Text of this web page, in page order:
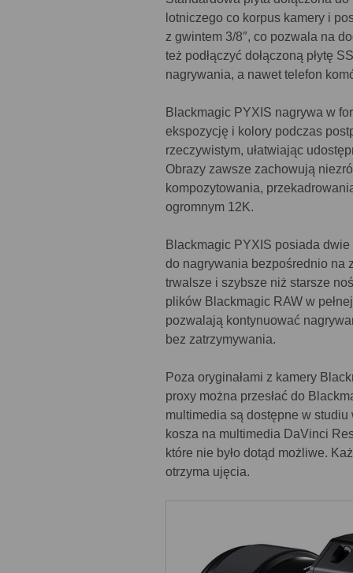
lotniczego co korpus kamery i
z gwintem 3/8″, co pozwala na
też podłączyć dołączoną płytę
nagrywania, a nawet telefon
Blackmagic PYXIS nagrywa w
ekspozycję i kolory podczas
rzeczywistym, ułatwiając
Obrazy zawsze zachowują
kompozytowania,
ogromnym 12K.
Blackmagic PYXIS posiada
do nagrywania bezpośrednio na
trwalsze i szybsze niż starsze
plików Blackmagic RAW w
pozwalają kontynuować
bez zatrzymywania.
Poza oryginałami z kamery
proxy można przesłać do
multimedia są dostępne w
kosza na multimedia DaVinci
które nie było dotąd możliwe.
otrzyma ujęcia.